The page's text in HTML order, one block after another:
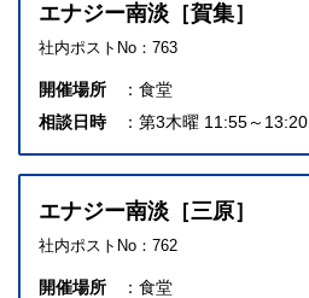
エナジー南淡［賀集］
社内ポストNo：763
開催場所
食堂
相談日時
第3木曜 11:55～13:20
エナジー南淡［三原］
社内ポストNo：762
開催場所
食堂